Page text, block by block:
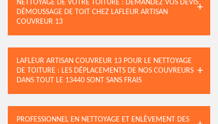
NETTOYAGE DE VOTRE TOITURE : DEMANDEZ VOS DEVIS
DÉMOUSSAGE DE TOIT CHEZ LAFLEUR ARTISAN
COUVREUR 13
LAFLEUR ARTISAN COUVREUR 13 POUR LE NETTOYAGE
DE TOITURE : LES DÉPLACEMENTS DE NOS COUVREURS
DANS TOUT LE 13440 SONT SANS FRAIS
PROFESSIONNEL EN NETTOYAGE ET ENLÈVEMENT DES